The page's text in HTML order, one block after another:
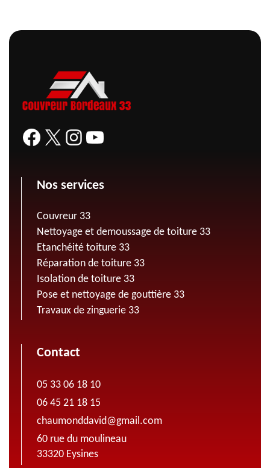
Nos services
Couvreur 33
Nettoyage et demoussage de toiture 33
Etanchéité toiture 33
Réparation de toiture 33
Isolation de toiture 33
Pose et nettoyage de gouttière 33
Travaux de zinguerie 33
Contact
05 33 06 18 10
06 45 21 18 15
chaumonddavid@gmail.com
60 rue du moulineau
33320 Eysines